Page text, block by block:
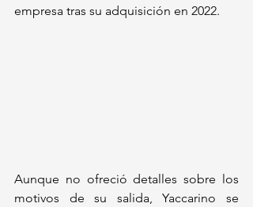
empresa tras su adquisición en 2022.
Aunque no ofreció detalles sobre los
motivos de su salida, Yaccarino se